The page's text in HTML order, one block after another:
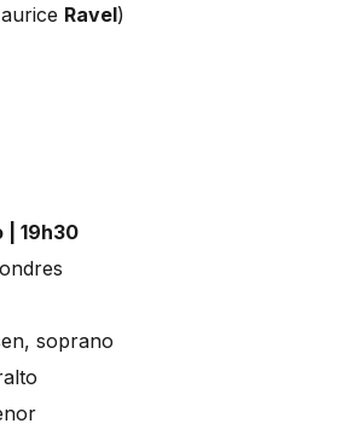
Ravel)
| 19h30
soprano